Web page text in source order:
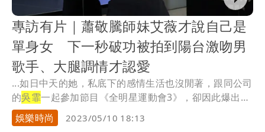
專訪有片｜蕭敬騰師妹艾薇才說自己是
單身女 下一秒破功被拍到陽台激吻男
歌手、大腿調情才認愛
...如日中天的她，私底下的感情生活也沒閒著，跟同公司
的吳霏一起參加節目《全明星運動會3》，卻因此爆出緋
聞...
娛樂時尚 2023/05/10 18:13